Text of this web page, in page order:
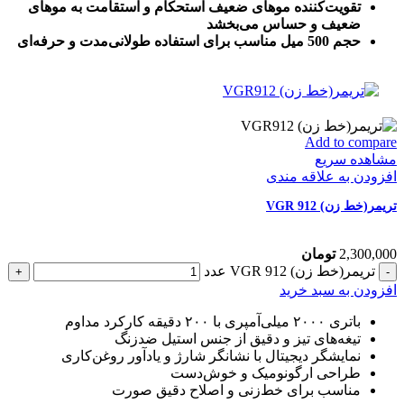
تقویت‌کننده موهای ضعیف استحکام و استقامت به موهای
ضعیف و حساس می‌بخشد
حجم 500 میل مناسب برای استفاده طولانی‌مدت و حرفه‌ای
Add to compare
مشاهده سریع
افزودن به علاقه مندی
تریمر(خط زن) VGR 912
2,300,000 تومان
تریمر(خط زن) VGR 912 عدد
افزودن به سبد خرید
باتری ۲۰۰۰ میلی‌آمپری با ۲۰۰ دقیقه کارکرد مداوم
تیغه‌های تیز و دقیق از جنس استیل ضدزنگ
نمایشگر دیجیتال با نشانگر شارژ و یادآور روغن‌کاری
طراحی ارگونومیک و خوش‌دست
مناسب برای خط‌زنی و اصلاح دقیق صورت